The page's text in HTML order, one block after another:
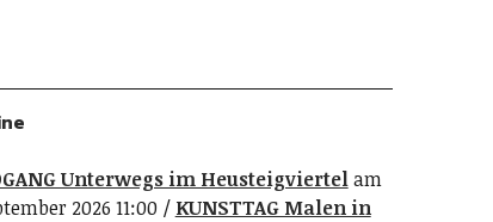
Unterwegs im Heusteigviertelam
2026 11:00
KUNSTTAG Malen in